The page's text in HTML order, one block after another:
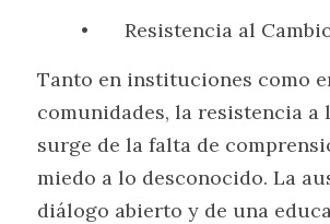
•	Resistencia al
Tanto en instituciones como
comunidades, la resistencia
surge de la falta de
miedo a lo desconocido. La
diálogo abierto y de una